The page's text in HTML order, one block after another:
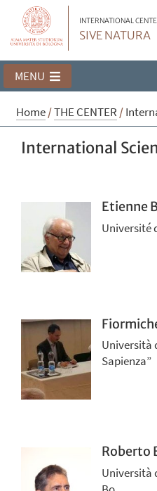
INTERNATIONAL
SIVE NATURA
MENU
Home/THE CENTER /
International
Etienne
Université
Università
Sapienza”
Roberto
Università